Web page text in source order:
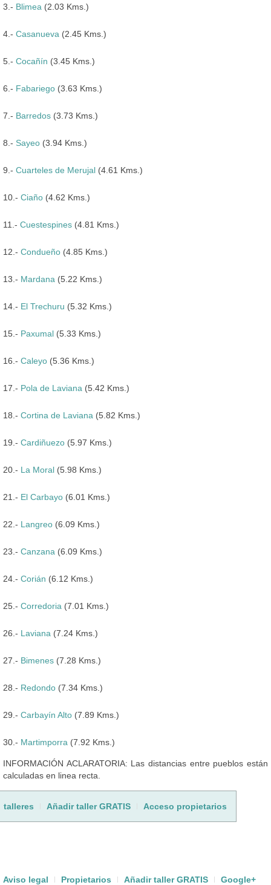
3.- Blimea (2.03 Kms.)
4.- Casanueva (2.45 Kms.)
5.- Cocañín (3.45 Kms.)
6.- Fabariego (3.63 Kms.)
7.- Barredos (3.73 Kms.)
8.- Sayeo (3.94 Kms.)
9.- Cuarteles de Merujal (4.61 Kms.)
10.- Ciaño (4.62 Kms.)
11.- Cuestespines (4.81 Kms.)
12.- Condueño (4.85 Kms.)
13.- Mardana (5.22 Kms.)
14.- El Trechuru (5.32 Kms.)
15.- Paxumal (5.33 Kms.)
16.- Caleyo (5.36 Kms.)
17.- Pola de Laviana (5.42 Kms.)
18.- Cortina de Laviana (5.82 Kms.)
19.- Cardiñuezo (5.97 Kms.)
20.- La Moral (5.98 Kms.)
21.- El Carbayo (6.01 Kms.)
22.- Langreo (6.09 Kms.)
23.- Canzana (6.09 Kms.)
24.- Corián (6.12 Kms.)
25.- Corredoria (7.01 Kms.)
26.- Laviana (7.24 Kms.)
27.- Bimenes (7.28 Kms.)
28.- Redondo (7.34 Kms.)
29.- Carbayín Alto (7.89 Kms.)
30.- Martimporra (7.92 Kms.)
INFORMACIÓN ACLARATORIA: Las distancias entre pueblos están
calculadas en linea recta.
talleres Añadir taller GRATIS Acceso propietarios
Aviso legal Propietarios Añadir taller GRATIS Google+